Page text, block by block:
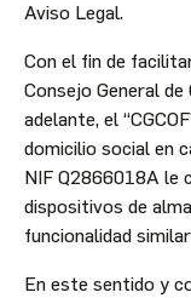
Aviso Legal.
Con el fin de
Consejo General
adelante, el
domicilio social en
NIF Q2866018A le
dispositivos de
funcionalidad
En este sentido y